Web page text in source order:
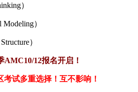
）
）
）
AMC10/12报名开启！
考试多重选择！互不影响！